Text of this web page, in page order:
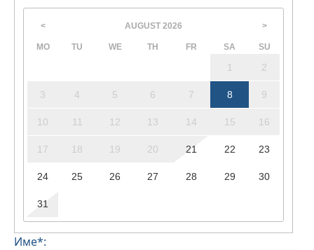
< AUGUST 2026 >
MO TU WE TH FR SA SU
1 2
3 4 5 6 7 8 9
10 11 12 13 14 15 16
17 18 19 20 21 22 23
24 25 26 27 28 29 30
31
Име*: